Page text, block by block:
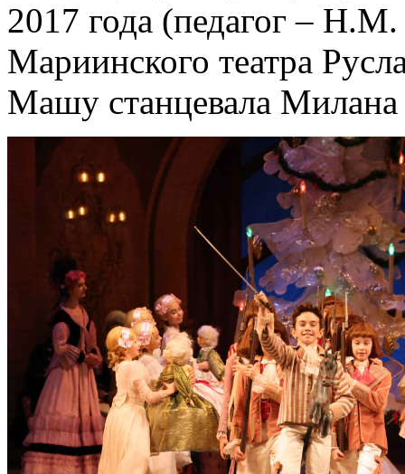
2017 года (педагог –
Мариинского театра
Машу станцевала Милана